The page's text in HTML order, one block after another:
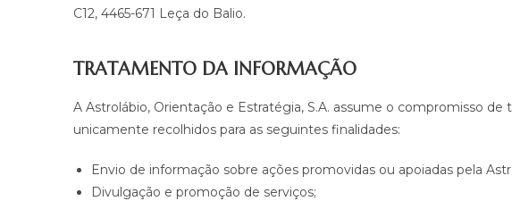
C12, 4465-671 Leça do Balio.
TRATAMENTO DA INFORMAÇÃO
A Astrolábio, Orientação e Estratégia, S.A. assume o compromisso
unicamente recolhidos para as seguintes finalidades:
Envio de informação sobre ações promovidas ou apoiadas pela
Divulgação e promoção de serviços;